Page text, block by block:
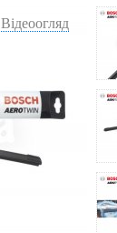
Відеоогляд